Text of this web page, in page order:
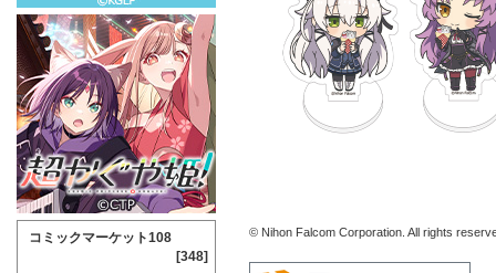
© Nihon Falcom Corporation. All rights
コミックマーケット108
[348]